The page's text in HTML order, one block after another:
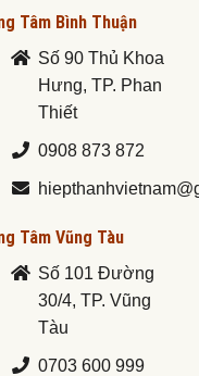
Tâm Bình Thuận
Số 90 Thủ Khoa
Hưng, TP. Phan
Thiết
0908 873 872
Tâm Vũng Tàu
Số 101 Đường
30/4, TP. Vũng
Tàu
0703 600 999